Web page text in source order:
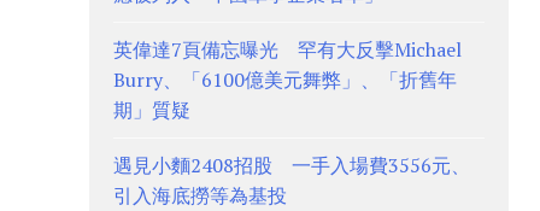
英偉達7頁備忘曝光 罕有大反擊Michael
Burry、「6100億美元舞弊」、「折舊年
期」質疑
遇見小麵2408招股 一手入場費3556元、
引入海底撈等為基投